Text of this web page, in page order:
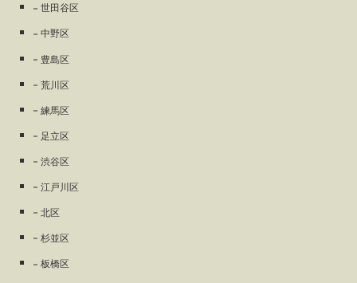
世田谷区
中野区
豊島区
荒川区
練馬区
足立区
渋谷区
江戸川区
北区
杉並区
板橋区